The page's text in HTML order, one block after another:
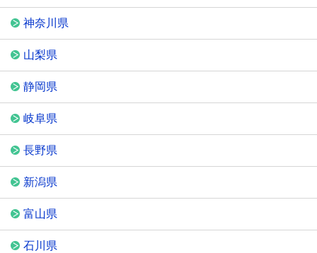
神奈川県
山梨県
静岡県
岐阜県
長野県
新潟県
富山県
石川県